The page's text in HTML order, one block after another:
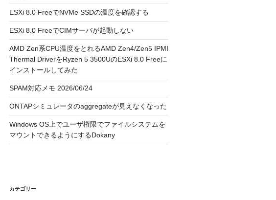
ESXi 8.0 FreeでNVMe SSDの温度を確認する
ESXi 8.0 FreeでCIMサーバが起動しない
AMD Zen系CPU温度をとれるAMD Zen4/Zen5 IPMI
Thermal DriverをRyzen 5 3500UのESXi 8.0 Freeに
インストールしてみた
SPAM対応メモ 2026/06/24
ONTAPシミュレータのaggregateが見えなくなった
Windows OS上でユーザ権限でファイルシステムを
マウントできるようにするDokany
カテゴリー